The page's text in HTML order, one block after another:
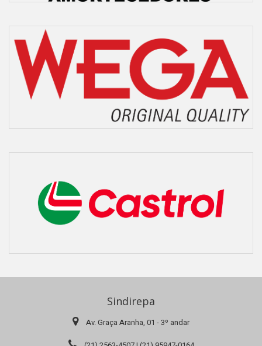
Sindirepa
Av. Graça Aranha, 01 - 3º andar